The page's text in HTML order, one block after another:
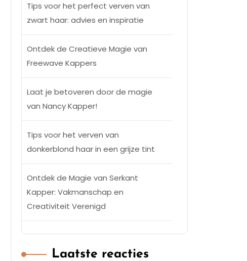
Tips voor het perfect verven van
zwart haar: advies en inspiratie
Ontdek de Creatieve Magie van
Freewave Kappers
Laat je betoveren door de magie
van Nancy Kapper!
Tips voor het verven van
donkerblond haar in een grijze tint
Ontdek de Magie van Serkant
Kapper: Vakmanschap en
Creativiteit Verenigd
Laatste reacties